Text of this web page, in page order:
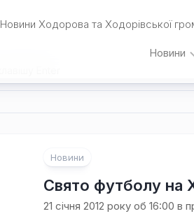
Новини Ходорова та Ходорівської
Новини
Новини
Свято футболу на
21 січня 2012 року об 16:00